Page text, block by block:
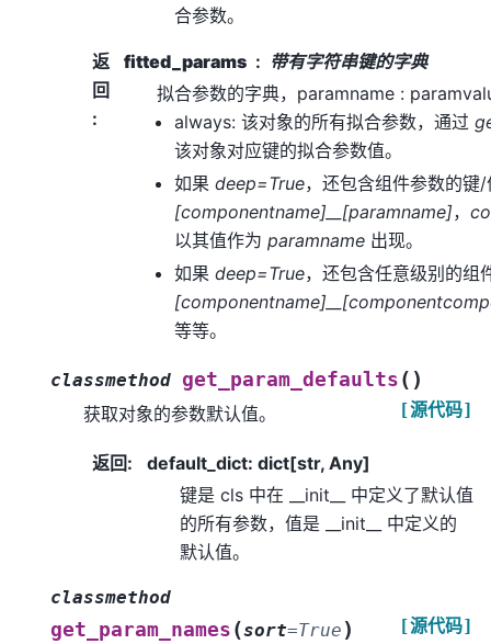
合参数。
返
回
:
fitted_params
带有字符串键的字典
拟合参数的字典，paramname :
always: 该对象的所有拟合参数，通过
该对象对应键的拟合参数值。
如果 deep=True，还包含组件参数的键
[componentname]__[paramname]，
以其值作为 paramname 出现。
如果 deep=True，还包含任意级别的组
等等。
classmethod get_param_defaults ( )
[源代码]
获取对象的参数默认值。
返回:
default_dict: dict[str, Any]
键是 cls 中在 __init__ 中定义了默认值
的所有参数，值是 __init__ 中定义的
默认值。
classmethod
get_param_names (sort=True ) [源代码]